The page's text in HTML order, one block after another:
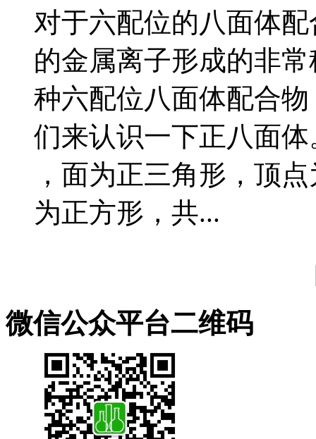
对于六配位的八面体
的金属离子形成的非
种六配位八面体配合
们来认识一下正八面
，面为正三角形，顶
为正方形，共...
微信公众平台二维码